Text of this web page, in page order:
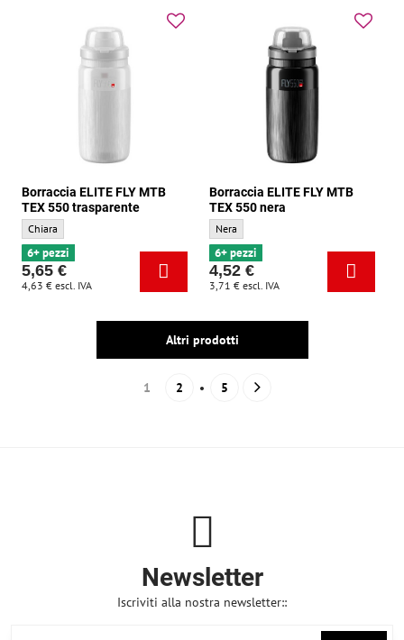
Borraccia ELITE FLY MTB
TEX 550 trasparente
Borraccia ELITE FLY MTB TEX 550 trasparente - Colore di base:
Chiara
6+ pezzi
5,65 €
4,63 € escl. IVA
Borraccia ELITE FLY MTB
TEX 550 nera
Borraccia ELITE FLY MTB TEX 550 nera -
Nera
6+ pezzi
4,52 €
3,71 € escl. IVA
Altri prodotti
1 2 5
Newsletter
Iscriviti alla nostra newsletter::